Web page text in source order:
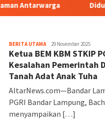
Diduga Langgar GSB,
BERITA UTAMAAltarnews
29 November 2025
Ketua BEM KBM STKIP
Kesalahan Pemerintah
Tanah Adat Anak Tuha
AltarNews.com—Bandar
PGRI Bandar Lampung,
menyampaikan […]